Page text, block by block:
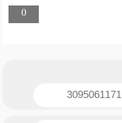
0
3095061171